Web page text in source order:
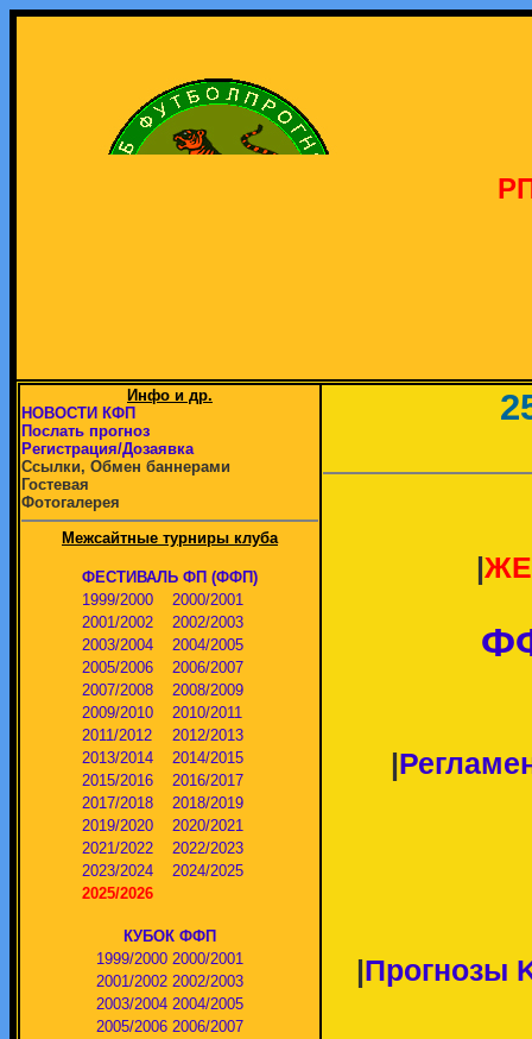
Инфо и др.
НОВОСТИ КФП
Послать прогноз
Регистрация/Дозаявка
Ссылки, Обмен баннерами
Гостевая
Фотогалерея
Межсайтные турниры клуба
ФЕСТИВАЛЬ ФП (ФФП)
1999/2000
2000/2001
2001/2002
2002/2003
2003/2004
2004/2005
2005/2006
2006/2007
2007/2008
2008/2009
2009/2010
2010/2011
2011/2012
2012/2013
2013/2014
2014/2015
2015/2016
2016/2017
2017/2018
2018/2019
2019/2020
2020/2021
2021/2022
2022/2023
2023/2024
2024/2025
2025/2026
КУБОК ФФП
1999/2000 2000/2001
2001/2002 2002/2003
2003/2004 2004/2005
2005/2006 2006/2007
|
|
|Прогнозы